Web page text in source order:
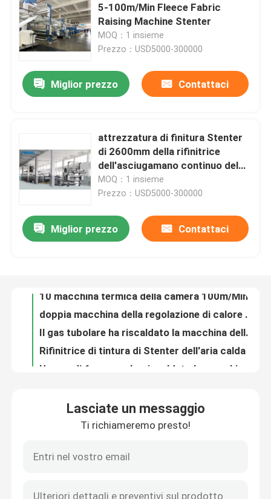
Casa
Prodotti
Circa noi
Controllo di qualità
Contattici
macchina dello stenter del tessuto
Macchina di Stenter dell'aria calda
Macchina di Stenter del tessuto
5-100m/Min Fleece Fabric
Raising Machine Stenter
MOQ：1 insieme
Prezzo：USD5000-300000
Miglior prezzo Contattaci
attrezzatura di finitura Stenter
di 2600mm della rifinitrice
dell'asciugamano continuo del
tessuto
MOQ：1 insieme
Prezzo：USD5000-300000
Miglior prezzo Contattaci
10 macchina termica della camera 100m/Min Heat Setting Fabric Steam per il tessuto del velluto
50T dopo la tintura della macchina della regolazione di calore dell'essiccazione del tessuto per il tessuto di cotone
Singola macchina controllata di Stenter dell'aria calda di velocità dell'invertitore di Padder per il tessuto della maglia di catena
Industria tessile automatica della macchina 3000mm di Stenter dell'aria calda per Terry Towel
Lasciate un messaggio
Ti richiameremo presto!